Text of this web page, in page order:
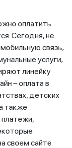
оплатить
Сегодня, не
связь,
услуги,
линейку
– оплата в
детских
также
платежи,
своем сайте